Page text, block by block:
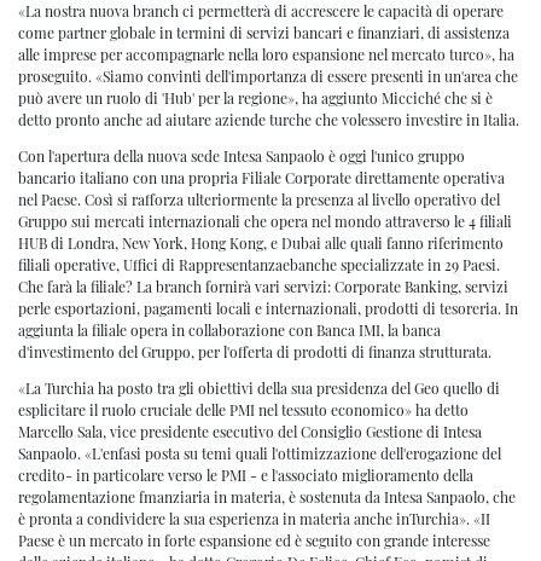
«La nostra nuova branch ci permetterà di accrescere le capacità di operare
come partner globale in termini di servizi bancari e finanziari, di assistenza
alle imprese per accompagnarle nella loro espansione nel mercato turco», ha
proseguito. «Siamo convinti dell'importanza di essere presenti in un'area che
può avere un ruolo di 'Hub' per la regione», ha aggiunto Micciché che si è
detto pronto anche ad aiutare aziende turche che volessero investire in Italia.
Con l'apertura della nuova sede Intesa Sanpaolo è oggi l'unico gruppo
bancario italiano con una propria Filiale Corporate direttamente operativa
nel Paese. Così si rafforza ulteriormente la presenza al livello operativo del
Gruppo sui mercati internazionali che opera nel mondo attraverso le 4 filiali
HUB di Londra, New York, Hong Kong, e Dubai alle quali fanno riferimento
filiali operative, Uffici di Rappresentanzaebanche specializzate in 29 Paesi.
Che farà la filiale? La branch fornirà vari servizi: Corporate Banking, servizi
perle esportazioni, pagamenti locali e internazionali, prodotti di tesoreria. In
aggiunta la filiale opera in collaborazione con Banca IMI, la banca
d'investimento del Gruppo, per l'offerta di prodotti di finanza strutturata.
«La Turchia ha posto tra gli obiettivi della sua presidenza del Geo quello di
esplicitare il ruolo cruciale delle PMI nel tessuto economico» ha detto
Marcello Sala, vice presidente esecutivo del Consiglio Gestione di Intesa
Sanpaolo. «L'enfasi posta su temi quali l'ottimizzazione dell'erogazione del
credito- in particolare verso le PMI - e l'associato miglioramento della
regolamentazione fmanziaria in materia, è sostenuta da Intesa Sanpaolo, che
è pronta a condividere la sua esperienza in materia anche inTurchia». «II
Paese è un mercato in forte espansione ed è seguito con grande interesse